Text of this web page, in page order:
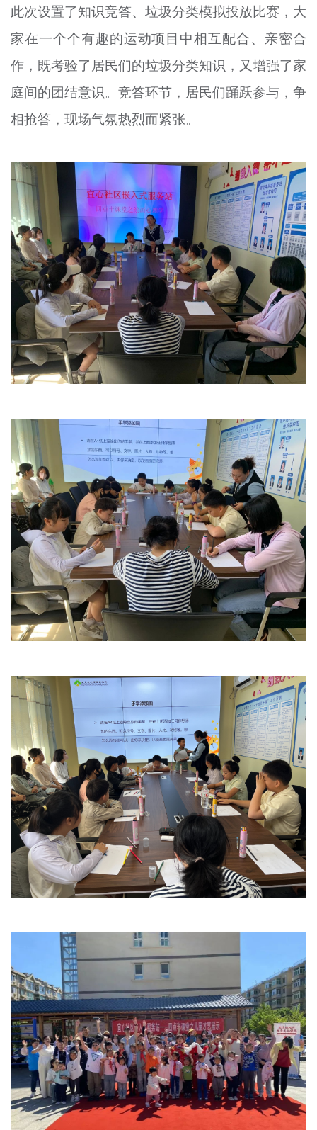
此次设置了知识竞答、垃圾分类模拟投放比赛，大
家在一个个有趣的运动项目中相互配合、亲密合
作，既考验了居民们的垃圾分类知识，又增强了家
庭间的团结意识。竞答环节，居民们踊跃参与，争
相抢答，现场气氛热烈而紧张。